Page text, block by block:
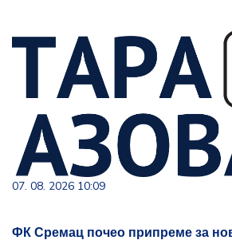
07. 08. 2026 10:09
ФК Сремац почео припреме за